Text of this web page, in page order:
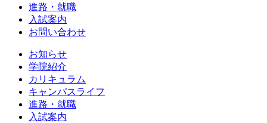
進路・就職
入試案内
お問い合わせ
お知らせ
学院紹介
カリキュラム
キャンパスライフ
進路・就職
入試案内